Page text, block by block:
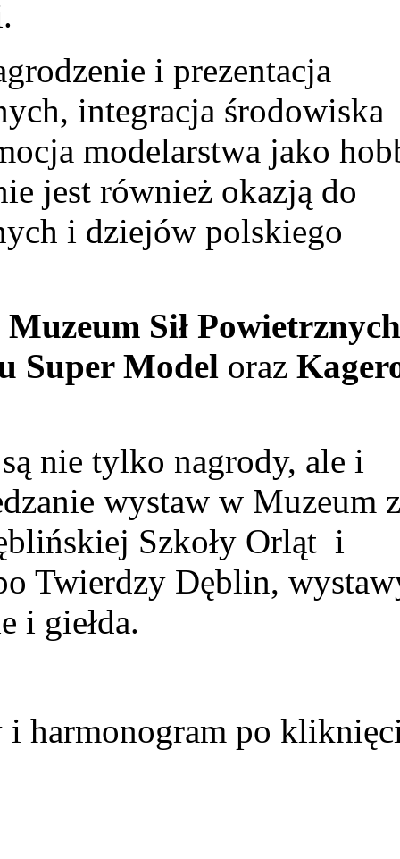
i prezentacja
integracja środowiska
modelarstwa jako
jest również okazją do
i dziejów polskiego
Muzeum Sił
Super Model oraz
nie tylko nagrody, ale i
wystaw w Muzeum z
Szkoły Orląt i
Twierdzy Dęblin,
i giełda.
i harmonogram po